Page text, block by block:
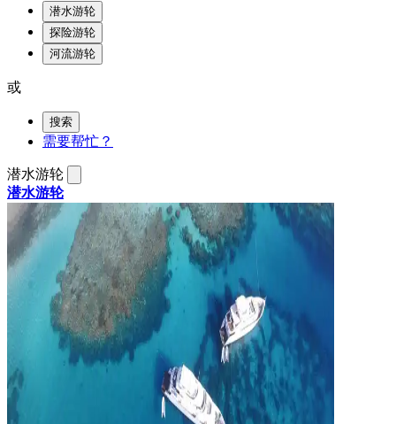
潜水游轮
探险游轮
河流游轮
或
搜索
需要帮忙？
潜水游轮
潜水游轮